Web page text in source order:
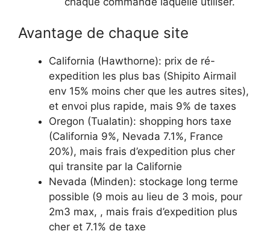
Avantage de chaque site
California (Hawthorne): prix de ré-
expedition les plus bas (Shipito Airmail
env 15% moins cher que les autres sites),
et envoi plus rapide, mais 9% de taxes
Oregon (Tualatin): shopping hors taxe
(California 9%, Nevada 7.1%, France
20%), mais frais d’expedition plus cher
qui transite par la Californie
Nevada (Minden): stockage long terme
possible (9 mois au lieu de 3 mois, pour
2m3 max, , mais frais d’expedition plus
cher et 7.1% de taxe